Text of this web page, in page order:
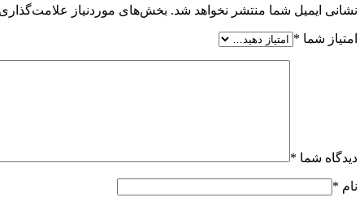
نشانی ایمیل شما منتشر نخواهد شد. بخش‌های موردنیاز
امتیاز شما *
دیدگاه شما *
نام *